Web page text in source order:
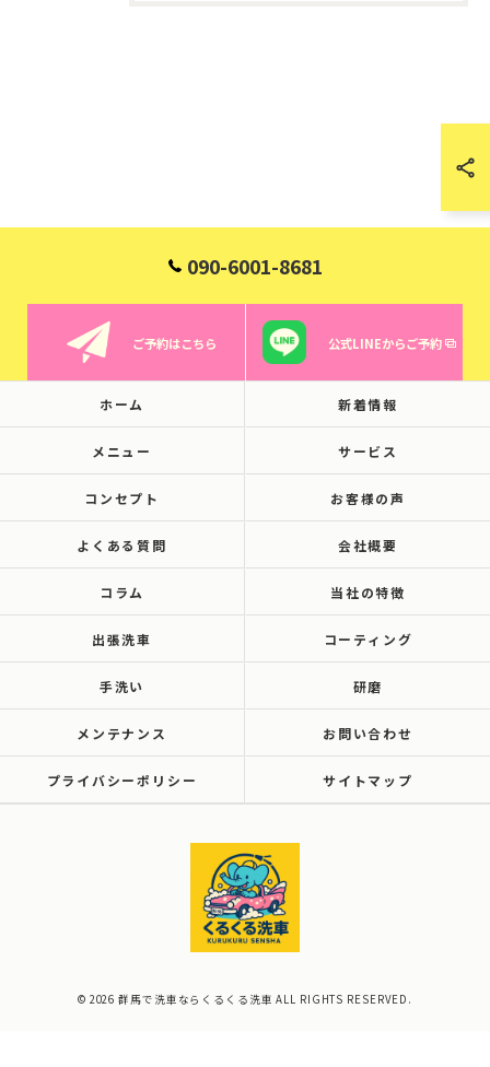
090-6001-8681
ご予約はこちら 公式LINEからご予約
ホーム 新着情報
メニュー サービス
コンセプト お客様の声
よくある質問 会社概要
コラム 当社の特徴
出張洗車 コーティング
手洗い 研磨
メンテナンス お問い合わせ
プライバシーポリシー サイトマップ
© 2026 群馬で洗車ならくるくる洗車 ALL RIGHTS RESERVED.